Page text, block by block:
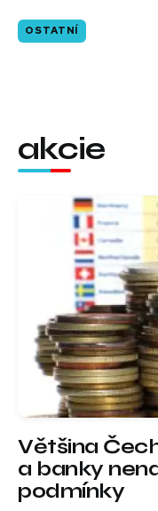
OSTATNÍ
akcie
Většina
a banky
podmínky